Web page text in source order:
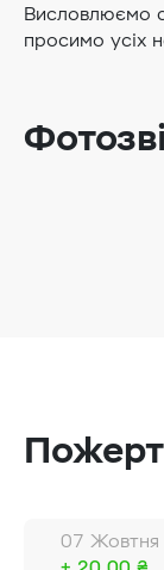
Висловлюємо
просимо усіх
07